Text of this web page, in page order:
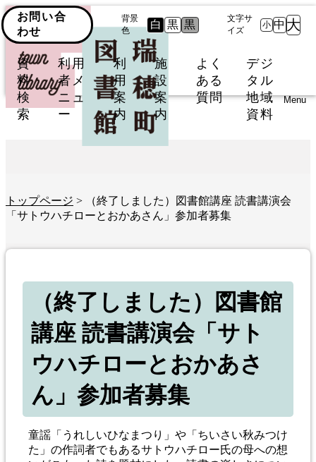
お問い合
わせ
背景
色
白 黒 黒
文字サ
イズ
小 中 大
資
料
検
索
利用
者メ
ニュ
ー
利
用
案
内
施
設
案
内
よく
ある
質問
デジ
タル
地域
資料
Menu
トップページ > （終了しました）図書館講座 読書講演会
「サトウハチローとおかあさん」参加者募集
（終了しました）図書館
講座 読書講演会「サト
ウハチローとおかあさ
ん」参加者募集
童謡「うれしいひなまつり」や「ちいさい秋みつけ
た」の作詞者でもあるサトウハチロー氏の母への想